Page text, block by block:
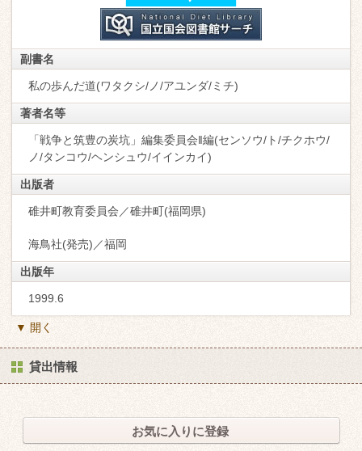
副書名
私の歩んだ道(ワタクシ/ノ/アユンダ/ミチ)
著者名等
「戦争と筑豊の炭坑」編集委員会‖編(センソウ/ト/チクホウ/
ノ/タンコウ/ヘンシュウ/イインカイ)
出版者
碓井町教育委員会／碓井町(福岡県)
海鳥社(発売)／福岡
出版年
1999.6
▼ 開く
貸出情報
お気に入りに登録